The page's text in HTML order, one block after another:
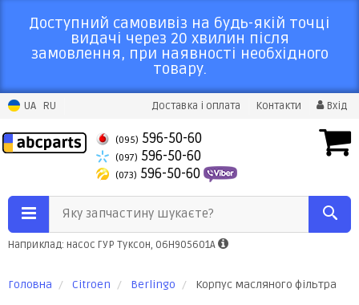
Доступний самовивіз на будь-якій точці
видачі через 20 хвилин після
замовлення, при наявності необхідного
товару.
UA RU Доставка і оплата Контакти Вхід
(095) 596-50-60
(097) 596-50-60
(073) 596-50-60
Яку запчастину шукаєте?
Наприклад: насос ГУР Туксон, 06H905601A
Головна Citroen Berlingo Корпус масляного фільтра